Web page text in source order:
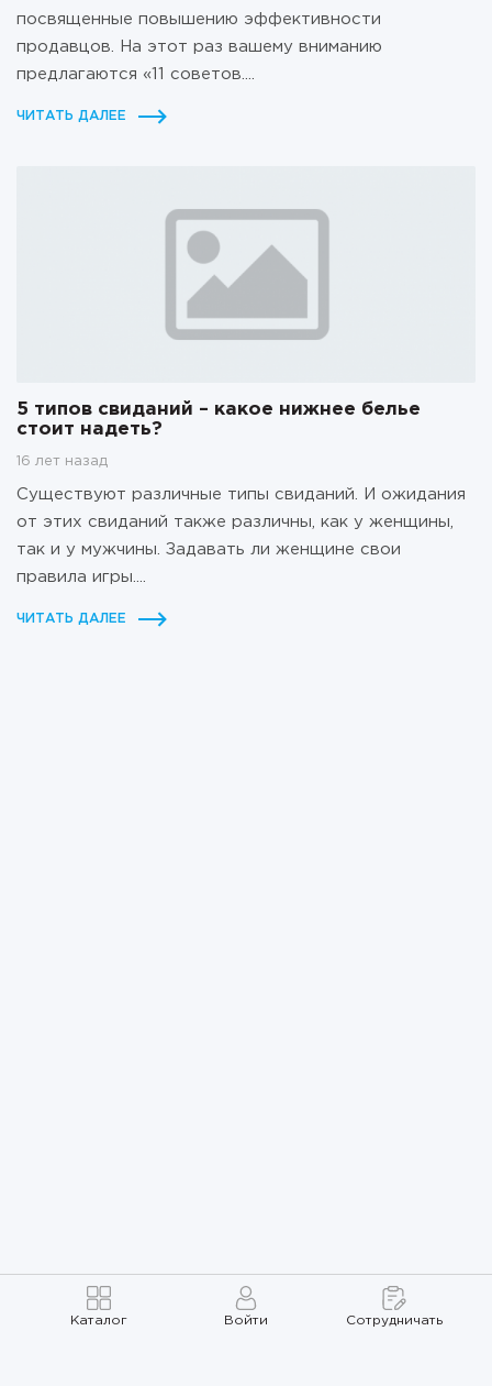
Каталог Войти Сотрудничать
посвященные повышению эффективности
продавцов. На этот раз вашему вниманию
предлагаются «11 советов....
ЧИТАТЬ ДАЛЕЕ
5 типов свиданий – какое нижнее белье
стоит надеть?
16 лет назад
Существуют различные типы свиданий. И ожидания
от этих свиданий также различны, как у женщины,
так и у мужчины. Задавать ли женщине свои
правила игры....
ЧИТАТЬ ДАЛЕЕ